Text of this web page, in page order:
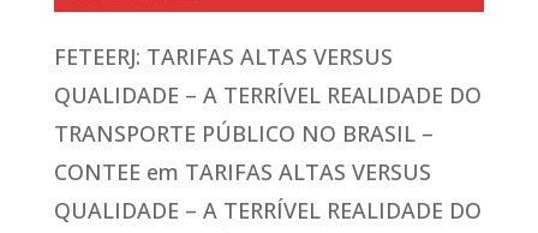
FETEERJ: TARIFAS ALTAS VERSUS
QUALIDADE – A TERRÍVEL REALIDADE DO
TRANSPORTE PÚBLICO NO BRASIL –
CONTEE em TARIFAS ALTAS VERSUS
QUALIDADE – A TERRÍVEL REALIDADE DO